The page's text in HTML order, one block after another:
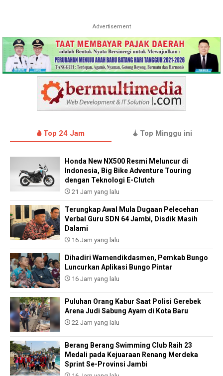
Advertisement
Top 24 Jam Top Minggu ini
Honda New NX500 Resmi Meluncur di
Indonesia, Big Bike Adventure Touring
dengan Teknologi E-Clutch
21 Jam yang lalu
Terungkap Awal Mula Dugaan Pelecehan
Verbal Guru SDN 64 Jambi, Disdik Masih
Dalami
16 Jam yang lalu
Dihadiri Wamendikdasmen, Pemkab Bungo
Luncurkan Aplikasi Bungo Pintar
16 Jam yang lalu
Puluhan Orang Kabur Saat Polisi Gerebek
Arena Judi Sabung Ayam di Kota Baru
22 Jam yang lalu
Berang Berang Swimming Club Raih 23
Medali pada Kejuaraan Renang Merdeka
Sprint Se-Provinsi Jambi